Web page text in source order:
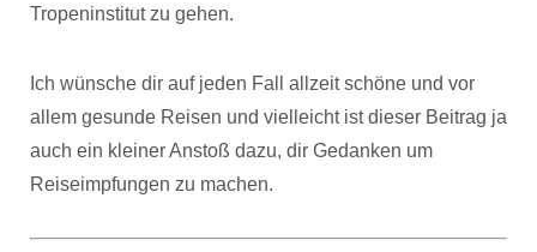
Tropeninstitut zu gehen.
Ich wünsche dir auf jeden Fall allzeit schöne und vor
allem gesunde Reisen und vielleicht ist dieser Beitrag ja
auch ein kleiner Anstoß dazu, dir Gedanken um
Reiseimpfungen zu machen.